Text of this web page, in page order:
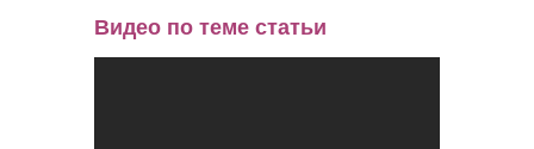
Видео по теме статьи